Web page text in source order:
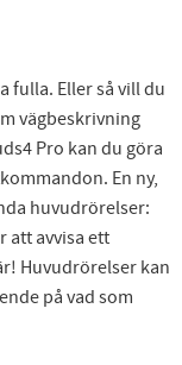
fulla. Eller så vill du
vägbeskrivning
Pro kan du göra
En ny,
huvudrörelser:
att avvisa ett
Huvudrörelser kan
på vad som